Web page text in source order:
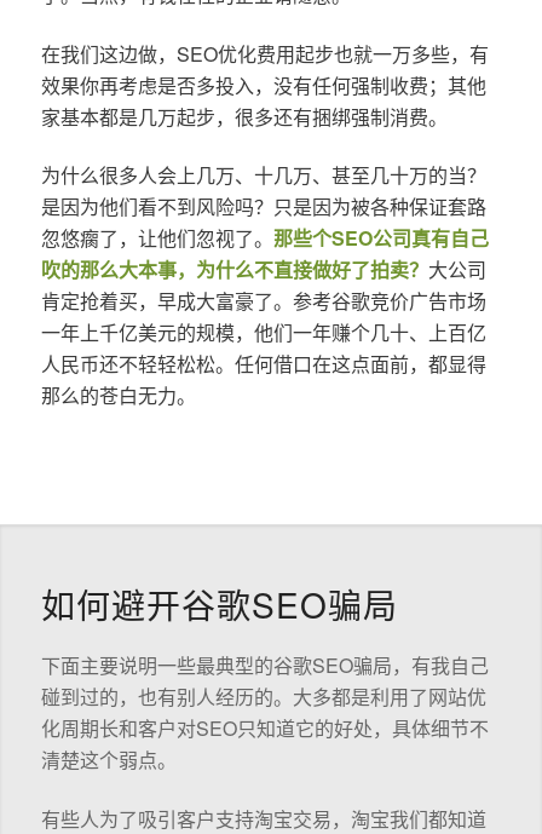
在我们这边做，SEO优化费用起步也就一万多些，有
效果你再考虑是否多投入，没有任何强制收费；其他
家基本都是几万起步，很多还有捆绑强制消费。
为什么很多人会上几万、十几万、甚至几十万的当？
是因为他们看不到风险吗？只是因为被各种保证套路
忽悠瘸了，让他们忽视了。 那些个SEO公司真有自己
吹的那么大本事，为什么不直接做好了拍卖？ 大公司
肯定抢着买，早成大富豪了。参考谷歌竞价广告市场
一年上千亿美元的规模，他们一年赚个几十、上百亿
人民币还不轻轻松松。任何借口在这点面前，都显得
那么的苍白无力。
如何避开谷歌SEO骗局
下面主要说明一些最典型的谷歌SEO骗局，有我自己
碰到过的，也有别人经历的。大多都是利用了网站优
化周期长和客户对SEO只知道它的好处，具体细节不
清楚这个弱点。
有些人为了吸引客户支持淘宝交易，淘宝我们都知道